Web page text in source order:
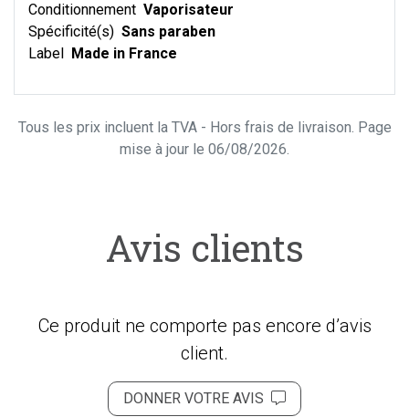
Conditionnement Vaporisateur
Spécificité(s) Sans paraben
Label Made in France
Tous les prix incluent la TVA - Hors frais de livraison. Page
mise à jour le 06/08/2026.
Avis clients
Ce produit ne comporte pas encore d’avis
client.
DONNER VOTRE AVIS